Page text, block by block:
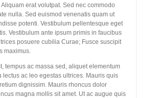
erat volutpat. Sed nec commodo
nulla. Sed euismod venenatis quam ut
potenti. Vestibulum pellentesque eget
Vestibulum ante ipsum primis in faucibus
posuere cubilia Curae; Fusce suscipit
maximus.
tempus ac massa sed, aliquet elementum
lectus ac leo egestas ultrices. Mauris quis
dignissim. Mauris rhoncus dolor
magna mollis sit amet. Ut ac augue quis